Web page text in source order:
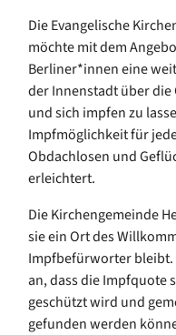
Die Evangelische
möchte mit dem
Berliner*innen eine
der Innenstadt über
und sich impfen zu
Impfmöglichkeit für
Obdachlosen und
erleichtert.
Die Kirchengemeinde
sie ein Ort des
Impfbefürworter bleibt.
an, dass die Impfquote
geschützt wird und
gefunden werden